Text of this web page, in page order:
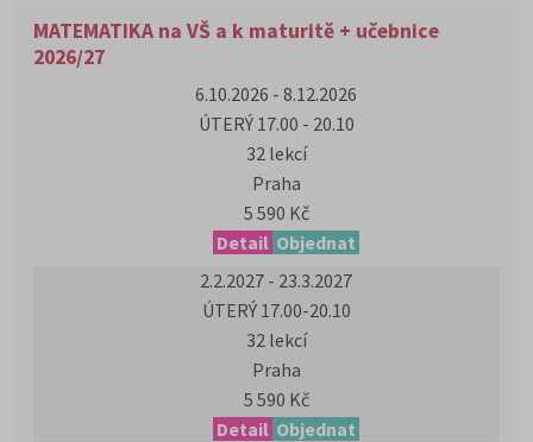
MATEMATIKA na VŠ a k maturitě + učebnice
2026/27
6.10.2026 - 8.12.2026
ÚTERÝ 17.00 - 20.10
32 lekcí
Praha
5 590 Kč
Detail Objednat
2.2.2027 - 23.3.2027
ÚTERÝ 17.00-20.10
32 lekcí
Praha
5 590 Kč
Detail Objednat